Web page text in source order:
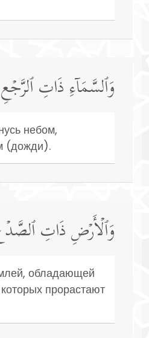
وَٱلسَّمَاۤءِ ذَاتِ ٱلرَّجۡعِ
небом,
(дожди).
وَٱلۡأَرۡضِ ذَاتِ
обладающей
прорастают